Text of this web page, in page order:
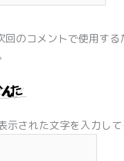
回のコメントで使用す
示された文字を入力して